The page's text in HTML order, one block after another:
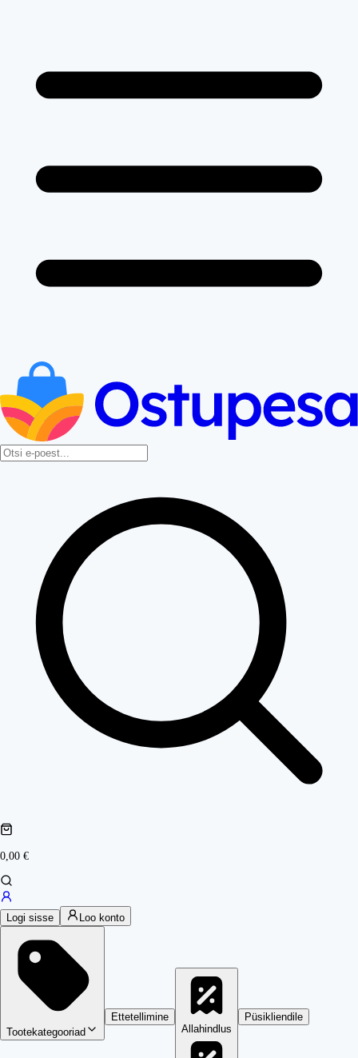
0,00 €
Logi sisse Loo konto
Tootekategooriad
Ettetellimine
Allahindlus
Püsikliendile